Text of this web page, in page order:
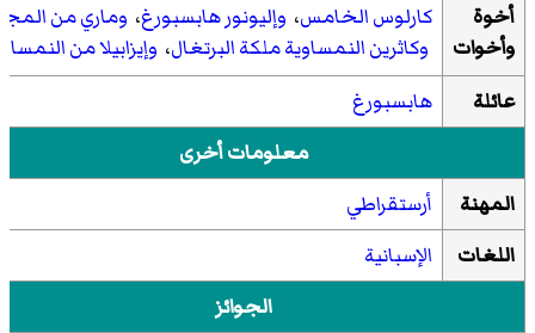
أخوة
وأخوات
كارلوس الخامس، وإليونور هابسبورغ، وماري من
وكاثرين النمساوية ملكة البرتغال، وإيزابيلا من النمسا
عائلة
هابسبورغ
معلومات أخرى
المهنة
أرستقراطي
اللغات
الإسبانية
الجوائز